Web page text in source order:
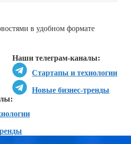
в удобном формате
Наши телеграм-каналы:
Стартапы и технологии
Новые бизнес-тренды